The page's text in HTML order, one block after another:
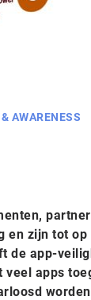
AWARENESS
en zijn tot
de app-
apps